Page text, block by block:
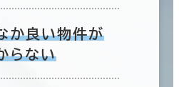
か良い物件が
らない